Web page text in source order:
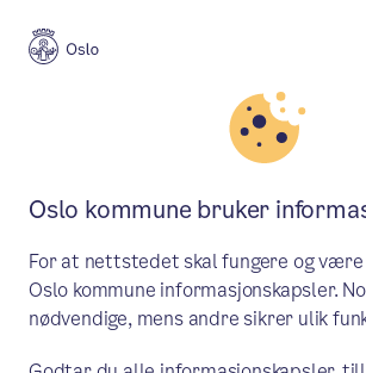
Grønt lys for bedre
trivsel og lovlig
parken!
Oslo kommune bruker
For at nettstedet skal fungere og
Oslo kommune informasjonskapsler.
nødvendige, mens andre sikrer ulik